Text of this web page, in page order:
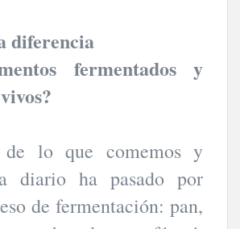
diferencia
fermentados y
lo que comemos y
diario ha pasado por
de fermentación: pan,